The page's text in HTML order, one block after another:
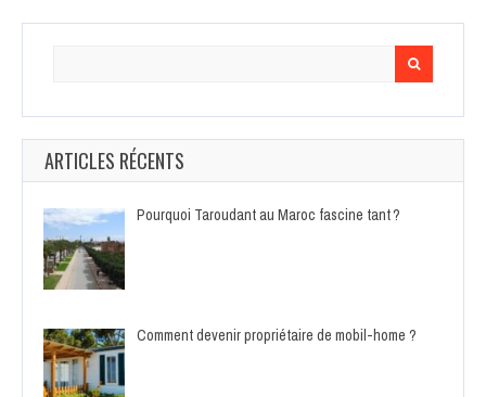
ARTICLES RÉCENTS
Pourquoi Taroudant au Maroc fascine tant ?
Comment devenir propriétaire de mobil-home ?